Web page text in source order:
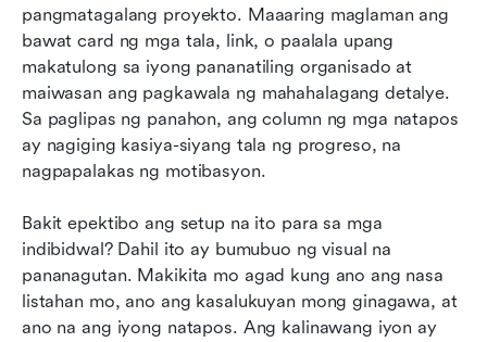
pangmatagalang proyekto. Maaaring maglaman ang
bawat card ng mga tala, link, o paalala upang
makatulong sa iyong pananatiling organisado at
maiwasan ang pagkawala ng mahahalagang detalye.
Sa paglipas ng panahon, ang column ng mga natapos
ay nagiging kasiya-siyang tala ng progreso, na
nagpapalakas ng motibasyon.
Bakit epektibo ang setup na ito para sa mga
indibidwal? Dahil ito ay bumubuo ng visual na
pananagutan. Makikita mo agad kung ano ang nasa
listahan mo, ano ang kasalukuyan mong ginagawa, at
ano na ang iyong natapos. Ang kalinawang iyon ay